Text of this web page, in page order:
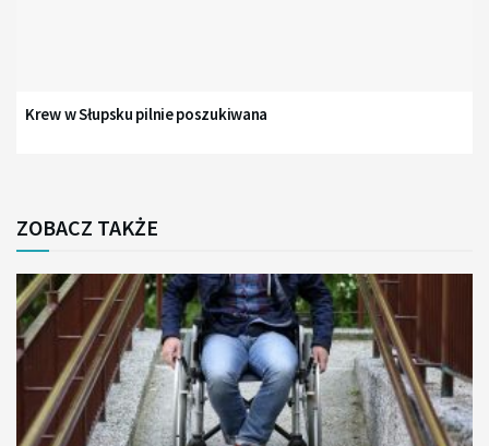
Krew w Słupsku pilnie poszukiwana
ZOBACZ TAKŻE